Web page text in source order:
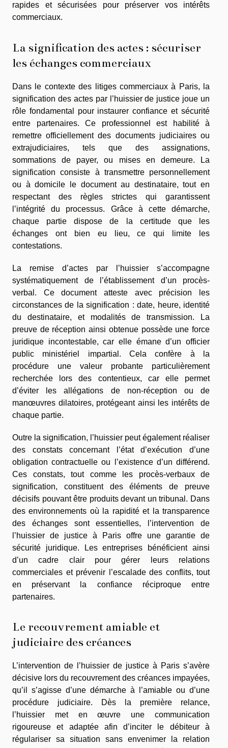
rapides et sécurisées pour préserver vos intérêts
commerciaux.
La signification des actes : sécuriser
les échanges commerciaux
Dans le contexte des litiges commerciaux à Paris, la
signification des actes par l’huissier de justice joue un
rôle fondamental pour instaurer confiance et sécurité
entre partenaires. Ce professionnel est habilité à
remettre officiellement des documents judiciaires ou
extrajudiciaires, tels que des assignations,
sommations de payer, ou mises en demeure. La
signification consiste à transmettre personnellement
ou à domicile le document au destinataire, tout en
respectant des règles strictes qui garantissent
l’intégrité du processus. Grâce à cette démarche,
chaque partie dispose de la certitude que les
échanges ont bien eu lieu, ce qui limite les
contestations.
La remise d’actes par l’huissier s’accompagne
systématiquement de l’établissement d’un procès-
verbal. Ce document atteste avec précision les
circonstances de la signification : date, heure, identité
du destinataire, et modalités de transmission. La
preuve de réception ainsi obtenue possède une force
juridique incontestable, car elle émane d’un officier
public ministériel impartial. Cela confère à la
procédure une valeur probante particulièrement
recherchée lors des contentieux, car elle permet
d’éviter les allégations de non-réception ou de
manœuvres dilatoires, protégeant ainsi les intérêts de
chaque partie.
Outre la signification, l’huissier peut également réaliser
des constats concernant l’état d’exécution d’une
obligation contractuelle ou l’existence d’un différend.
Ces constats, tout comme les procès-verbaux de
signification, constituent des éléments de preuve
décisifs pouvant être produits devant un tribunal. Dans
des environnements où la rapidité et la transparence
des échanges sont essentielles, l’intervention de
l’huissier de justice à Paris offre une garantie de
sécurité juridique. Les entreprises bénéficient ainsi
d’un cadre clair pour gérer leurs relations
commerciales et prévenir l’escalade des conflits, tout
en préservant la confiance réciproque entre
partenaires.
Le recouvrement amiable et
judiciaire des créances
L’intervention de l’huissier de justice à Paris s’avère
décisive lors du recouvrement des créances impayées,
qu’il s’agisse d’une démarche à l’amiable ou d’une
procédure judiciaire. Dès la première relance,
l’huissier met en œuvre une communication
rigoureuse et adaptée afin d’inciter le débiteur à
régulariser sa situation sans envenimer la relation